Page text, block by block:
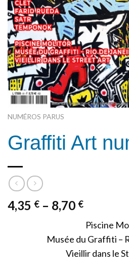
NUMÉROS PARUS
Graffiti Art
4,35 € – 8,70 €
Piscine
Musée du Graffiti –
Vieillir dans le